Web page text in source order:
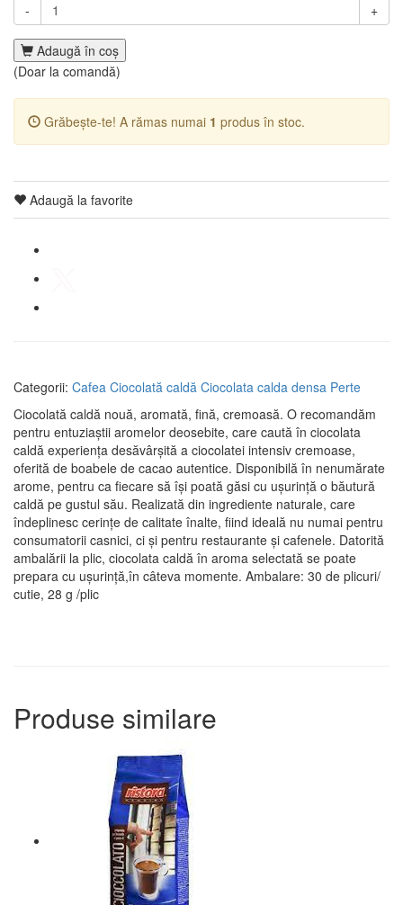
-
+
Adaugă în coş
(Doar la comandă)
Grăbește-te! A rămas numai 1 produs în stoc.
Adaugă la favorite
Categorii: Cafea Ciocolată caldă Ciocolata calda densa Perte
Ciocolată caldă nouă, aromată, fină, cremoasă. O recomandăm
pentru entuziaștii aromelor deosebite, care caută în ciocolata
caldă experiența desăvârșită a ciocolatei intensiv cremoase,
oferită de boabele de cacao autentice. Disponibilă în nenumărate
arome, pentru ca fiecare să își poată găsi cu ușurință o băutură
caldă pe gustul său. Realizată din ingrediente naturale, care
îndeplinesc cerințe de calitate înalte, fiind ideală nu numai pentru
consumatorii casnici, ci și pentru restaurante și cafenele. Datorită
ambalării la plic, ciocolata caldă în aroma selectată se poate
prepara cu ușurință,în câteva momente. Ambalare: 30 de plicuri/
cutie, 28 g /plic
Produse similare